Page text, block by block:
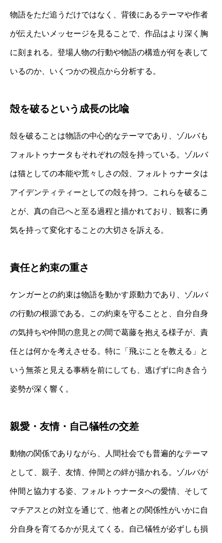
物語をただ追うだけではなく、背後にあるテーマや作者
が伝えたいメッセージを見ることで、作品はより深く胸
に刻まれる。登場人物の行動や物語の構造が何を表して
いるのか、いくつかの視点から分析する。
殻を破るという成長の比喩
殻を破ることは物語の中心的なテーマであり、ゾルバも
フォルトゥナータもそれぞれの殻を持っている。ゾルバ
は猫としての本能や荒々しさの殻、フォルトゥナータは
アイデンティティーとしての殻を持つ。これらを破るこ
とが、真の自己へと至る過程と描かれており、観客に勇
気を持って変化することの大切さを訴える。
責任と約束の重さ
ケンガーとの約束は物語を動かす原動力であり、ゾルバ
の行動の根源である。この約束を守ることと、自分自身
の気持ちや仲間の意見との間で葛藤を抱える様子が、責
任とは何かを考えさせる。特に「飛ぶことを教える」と
いう無茶と見える事柄を前にしても、逃げずに向き合う
姿勢が深く響く。
親愛・友情・自己犠牲の交差
動物の関係でありながら、人間社会でも普遍的なテーマ
として、親子、友情、仲間との絆が描かれる。ゾルバが
仲間と協力する姿、フォルトゥナータへの愛情、そして
マチアスとの対立を通じて、他者との関係性がいかに自
分自身を育てるかが見えてくる。自己犠牲が必ずしも損